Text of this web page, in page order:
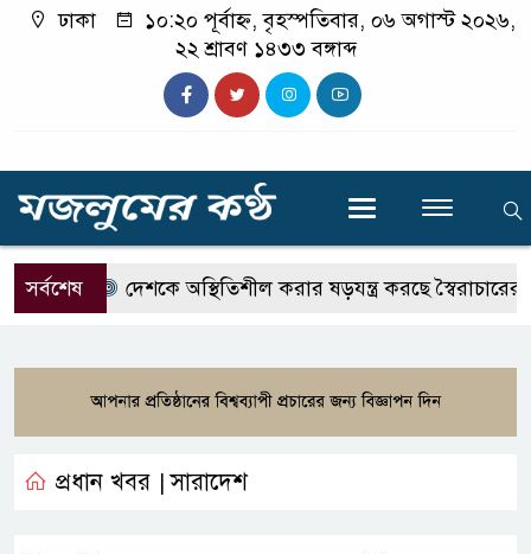
ঢাকা
১০:২০ পূর্বাহ্ন, বৃহস্পতিবার, ০৬ অগাস্ট ২০২৬,
২২ শ্রাবণ ১৪৩৩ বঙ্গাব্দ
সর্বশেষদেশকে অস্থিতিশীল করার ষড়যন্ত্র করছে স্বৈরাচারের
প্রধান খবর |সারাদেশ